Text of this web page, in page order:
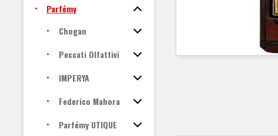
Parfémy
Chogan
Peccati Olfattivi
IMPERYA
Federico Mahora
Parfémy UTIQUE